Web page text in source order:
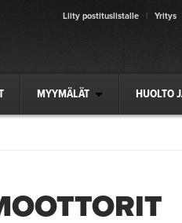
Liity postituslistalle | Yritys
MYYMÄLÄT HUOLTO